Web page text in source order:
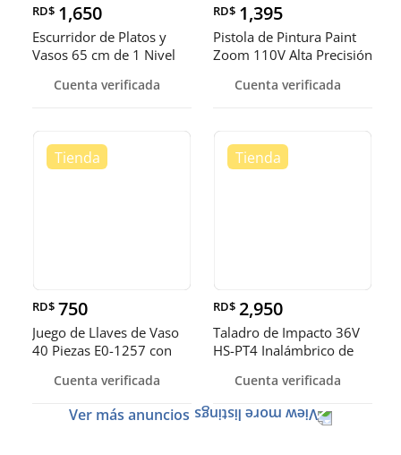
RD$ 1,650
Escurridor de Platos y
Vasos 65 cm de 1 Nivel
Cuenta verificada
RD$ 1,395
Pistola de Pintura Paint
Zoom 110V Alta Precisión
Cuenta verificada
RD$ 750
Juego de Llaves de Vaso
40 Piezas E0-1257 con
Cuenta verificada
RD$ 2,950
Taladro de Impacto 36V
HS-PT4 Inalámbrico de
Cuenta verificada
Ver más anuncios